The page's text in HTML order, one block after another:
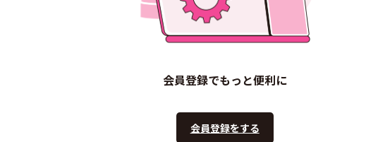
会員登録でもっと便利に
会員登録をする